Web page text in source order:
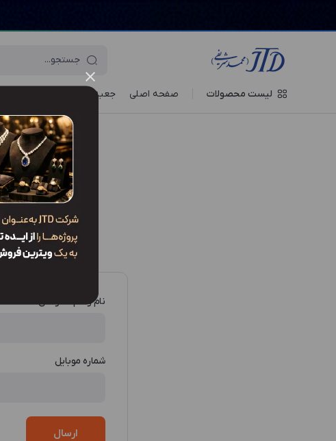
لیست محصولات صفحه اصلی جعبه‌ ها
آرایه و جعبه جواهر تهران
برای
نام و نام خانوادگی
شماره موبایل
ارسال